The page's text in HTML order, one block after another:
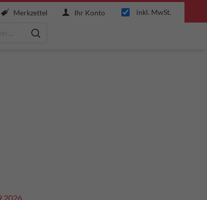
Merkzettel Ihr Konto inkl. MwSt.